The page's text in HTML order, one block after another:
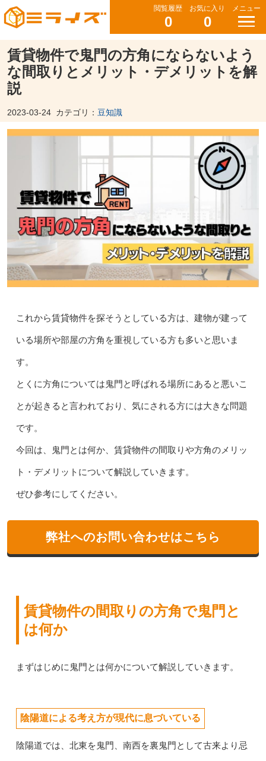
閲覧履歴
0
お気に入り
0
メニュー
賃貸物件で鬼門の方角にならないよう
な間取りとメリット・デメリットを解
説
2023-03-24 カテゴリ： 豆知識
これから賃貸物件を探そうとしている方は、建物が建って
いる場所や部屋の方角を重視している方も多いと思いま
す。
とくに方角については鬼門と呼ばれる場所にあると悪いこ
とが起きると言われており、気にされる方には大きな問題
です。
今回は、鬼門とは何か、賃貸物件の間取りや方角のメリッ
ト・デメリットについて解説していきます。
ぜひ参考にしてください。
弊社へのお問い合わせはこちら
賃貸物件の間取りの方角で鬼門と
は何か
まずはじめに鬼門とは何かについて解説していきます。
陰陽道による考え方が現代に息づいている
陰陽道では、北東を鬼門、南西を裏鬼門として古来より忌